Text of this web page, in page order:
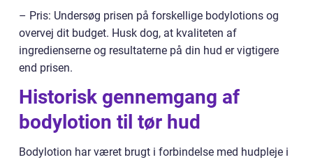
– Pris: Undersøg prisen på forskellige bodylotions og
overvej dit budget. Husk dog, at kvaliteten af
ingredienserne og resultaterne på din hud er vigtigere
end prisen.
Historisk gennemgang af
bodylotion til tør hud
Bodylotion har været brugt i forbindelse med hudpleje i